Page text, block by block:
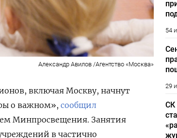
Александр Авилов /Агентство «Москва»
включая Москву, начнут
о важном», сообщил
Минпросвещения. Занятия
в частично